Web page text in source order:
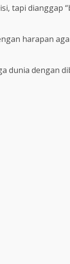
tapi dianggap
harapan
dengan